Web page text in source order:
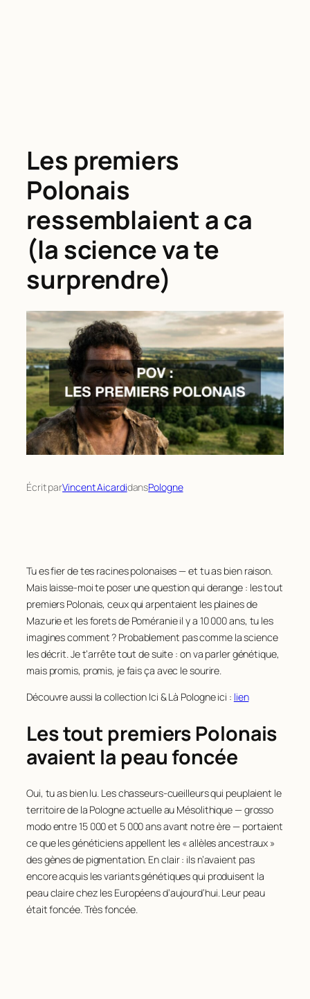
Les premiers
Polonais
ressemblaient a ca
(la science va te
surprendre)
Écrit parVincent AicardidansPologne
Tu es fier de tes racines polonaises — et tu as bien raison.
Mais laisse-moi te poser une question qui derange : les tout
premiers Polonais, ceux qui arpentaient les plaines de
Mazurie et les forets de Poméranie il y a 10 000 ans, tu les
imagines comment ? Probablement pas comme la science
les décrit. Je t’arrête tout de suite : on va parler génétique,
mais promis, promis, je fais ça avec le sourire.
Découvre aussi la collection Ici & Là Pologne ici : lien
Les tout premiers Polonais
avaient la peau foncée
Oui, tu as bien lu. Les chasseurs-cueilleurs qui peuplaient le
territoire de la Pologne actuelle au Mésolithique — grosso
modo entre 15 000 et 5 000 ans avant notre ère — portaient
ce que les généticiens appellent les « allèles ancestraux »
des gènes de pigmentation. En clair : ils n’avaient pas
encore acquis les variants génétiques qui produisent la
peau claire chez les Européens d’aujourd’hui. Leur peau
était foncée. Très foncée.